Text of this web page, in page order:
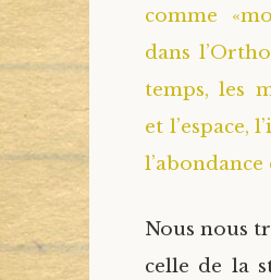
comme
dans
temps, les
et l’espace,
Nous nous
celle de la